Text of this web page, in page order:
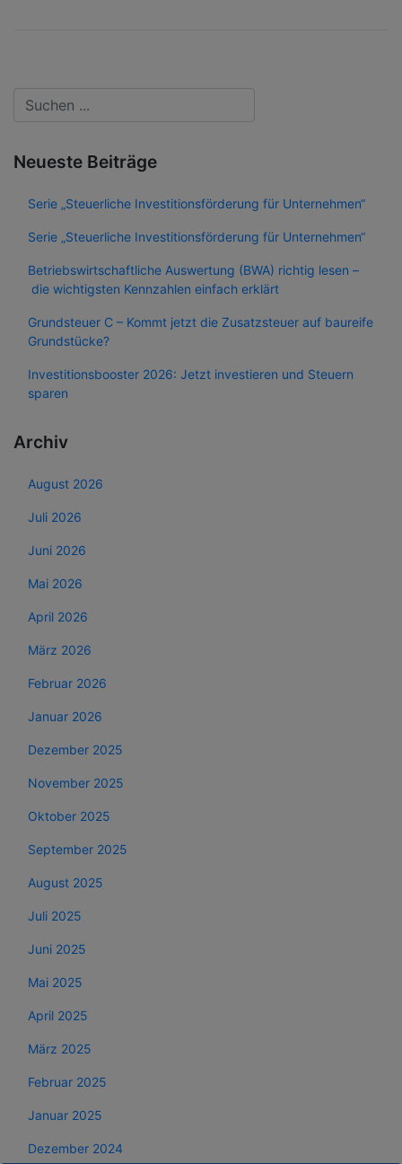
Neueste Beiträge
Serie „Steuerliche Investitionsförderung für Unternehmen“
Serie „Steuerliche Investitionsförderung für Unternehmen“
Betriebswirtschaftliche Auswertung (BWA) richtig lesen –
die wichtigsten Kennzahlen einfach erklärt
Grundsteuer C – Kommt jetzt die Zusatzsteuer auf baureife
Grundstücke?
Investitionsbooster 2026: Jetzt investieren und Steuern
sparen
Archiv
August 2026
Juli 2026
Juni 2026
Mai 2026
April 2026
März 2026
Februar 2026
Januar 2026
Dezember 2025
November 2025
Oktober 2025
September 2025
August 2025
Juli 2025
Juni 2025
Mai 2025
April 2025
März 2025
Februar 2025
Januar 2025
Dezember 2024